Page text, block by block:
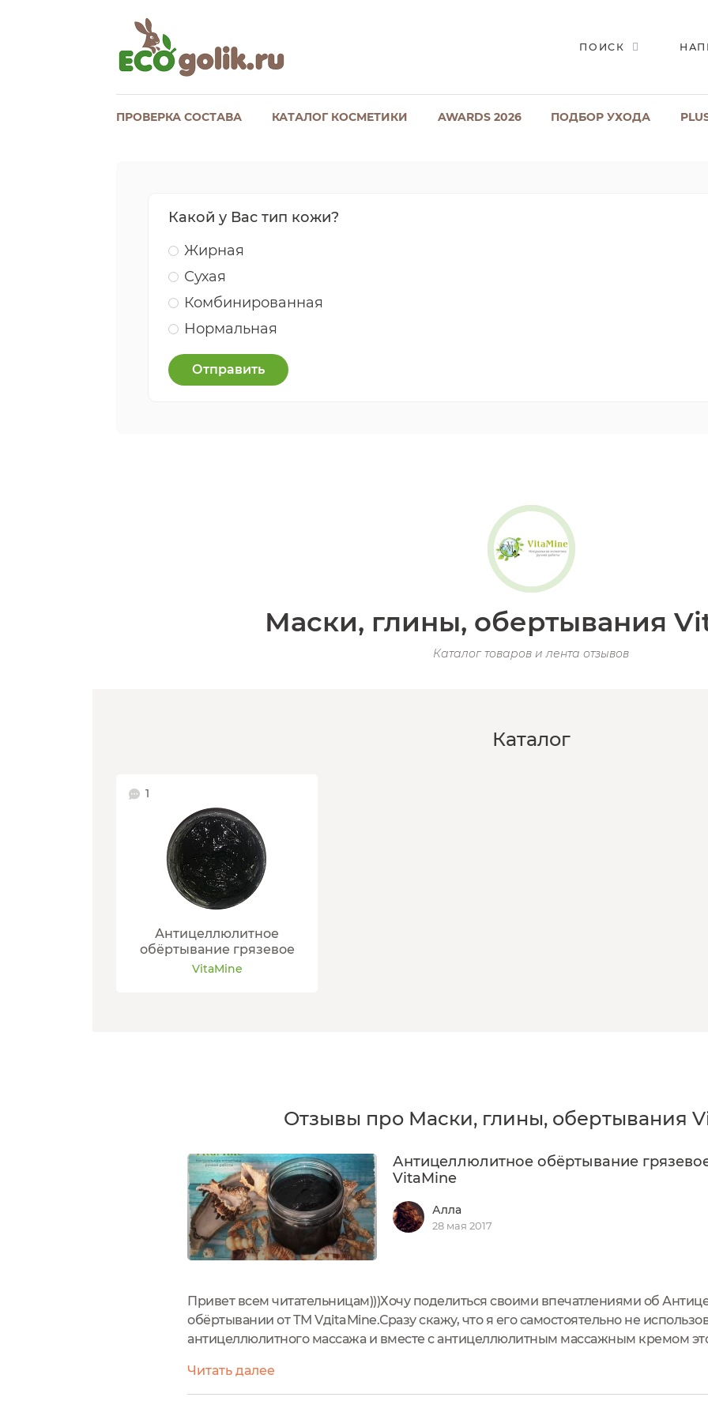
ПОИСК
ПРОВЕРКА СОСТАВА КАТАЛОГ КОСМЕТИКИ AWARDS 2026 ПОДБОР УХОДА
Какой у Вас тип кожи?
Жирная
Сухая
Комбинированная
Нормальная
Отправить
Маски, глины, обертывания
Каталог товаров и лента отзывов
Каталог
1
Антицеллюлитное
обёртывание грязевое
VitaMine
Отзывы про Маски, глины, обертывания
Антицеллюлитное обёртывание
VitaMine
Алла
28 мая 2017
Привет всем читательницам)))Хочу поделиться своими впечатлениями об
обёртывании от ТМ VдitaMine.Сразу скажу, что я его самостоятельно не
антицеллюлитного массажа и вместе с антицеллюлитным массажным кремом
создавались специально...
Читать далее